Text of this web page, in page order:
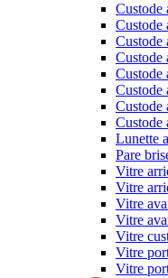
Custode
Custode
Custode
Custode
Custode
Custode
Custode
Custode
Lunette
Pare
Vitre
Vitre
Vitre
Vitre
Vitre
Vitre
Vitre